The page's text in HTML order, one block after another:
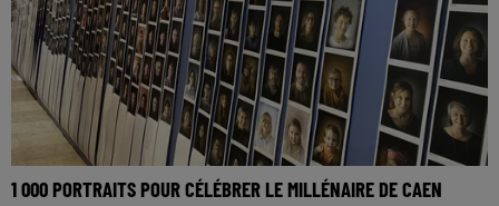
1 000 PORTRAITS POUR CÉLÉBRER LE MILLÉNAIRE DE CAEN